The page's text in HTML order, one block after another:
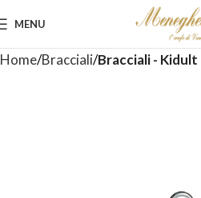
MENU
Home Bracciali Bracciali - Kidult